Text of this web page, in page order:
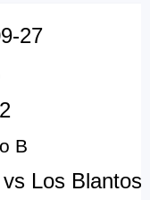
27
2
B
Los Blantos